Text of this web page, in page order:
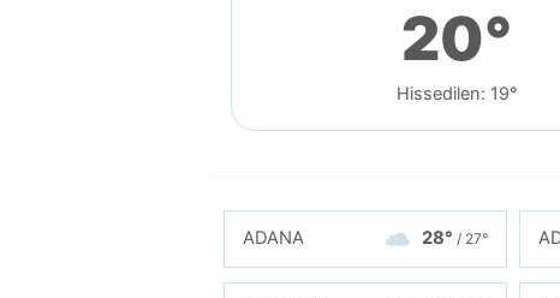
20°
Hissedilen: 19°
ADANA 28° / 27°